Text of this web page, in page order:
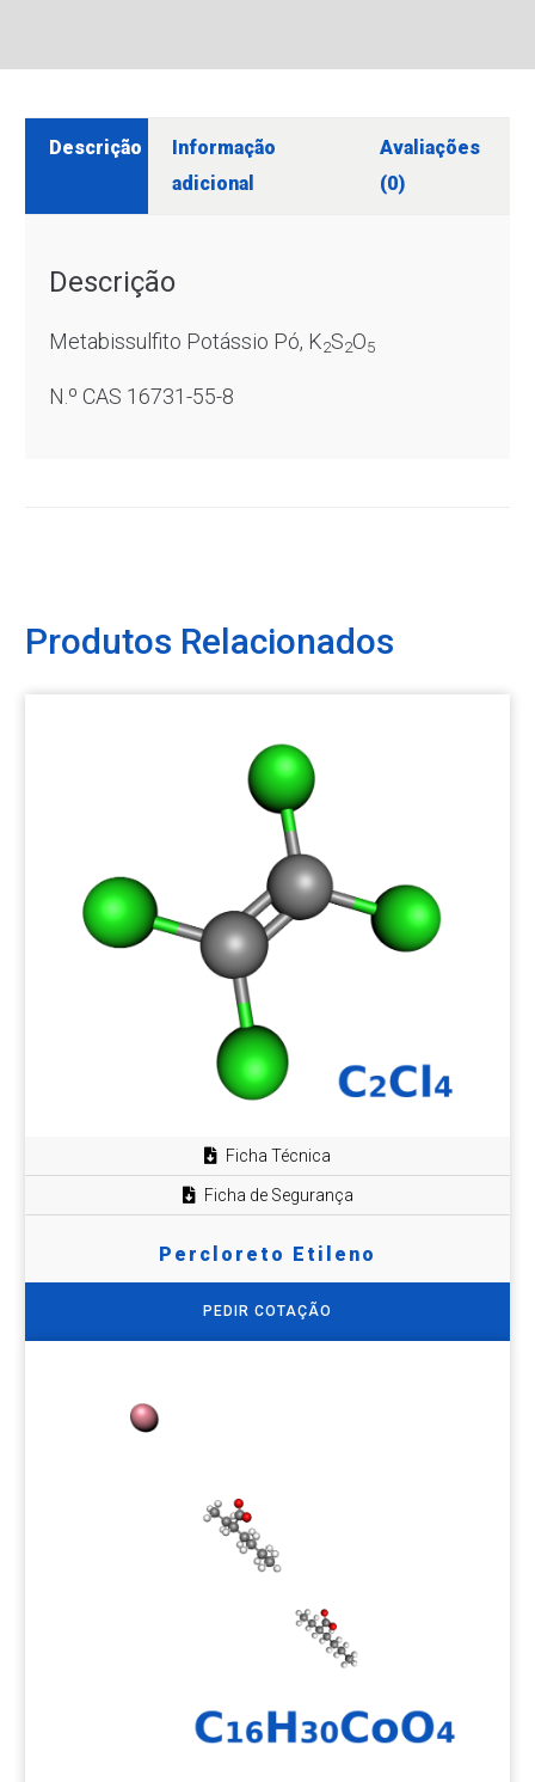
Descrição
Informação
adicional
Avaliações
(0)
Descrição
Metabissulfito Potássio Pó, K2S2O5
N.º CAS 16731-55-8
Produtos Relacionados
Ficha Técnica
Ficha de Segurança
Percloreto Etileno
PEDIR COTAÇÃO